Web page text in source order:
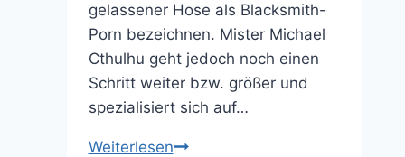
gelassener Hose als Blacksmith-
Porn bezeichnen. Mister Michael
Cthulhu geht jedoch noch einen
Schritt weiter bzw. größer und
spezialisiert sich auf…
WeiterlesenNormal: